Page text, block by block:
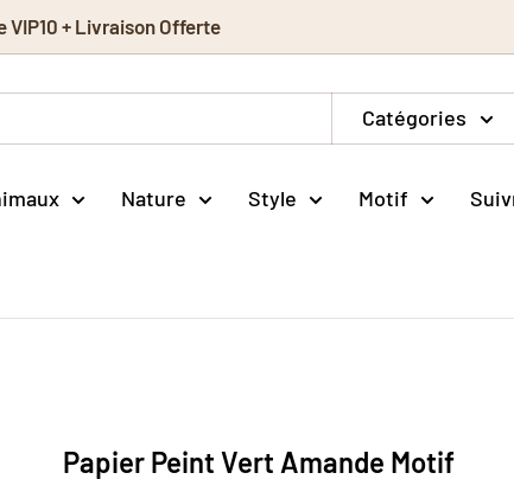
VIP10 + Livraison Offerte
Catégories
Nature Style Motif
Papier Peint Vert Amande Motif